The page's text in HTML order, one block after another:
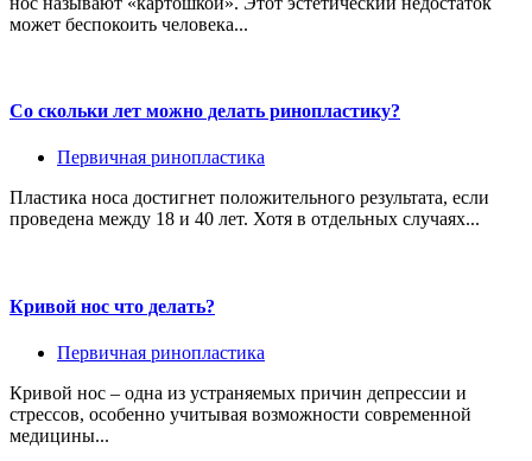
может беспокоить человека...
Со скольки лет можно делать ринопластику?
Первичная ринопластика
Пластика носа достигнет положительного результата, если
проведена между 18 и 40 лет. Хотя в отдельных случаях...
Кривой нос что делать?
Первичная ринопластика
Кривой нос – одна из устраняемых причин депрессии и
стрессов, особенно учитывая возможности современной
медицины...